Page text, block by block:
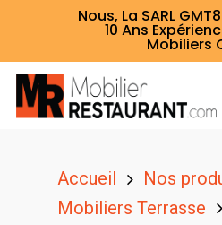
Nous, La SARL
10 Ans
Mobiliers
Hit enter to search or
Accueil
Nos
Mobiliers Terrasse